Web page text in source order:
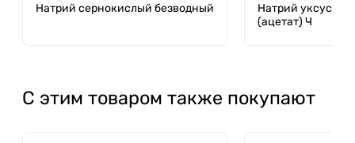
Натрий сернокислый безводный
Натрий
(ацетат) Ч
С этим товаром также покупают